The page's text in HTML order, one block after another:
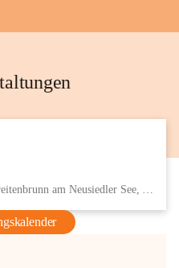
Eisenstädter Straße 18, 7091 Breitenbrunn am Neusiedler See, AUT